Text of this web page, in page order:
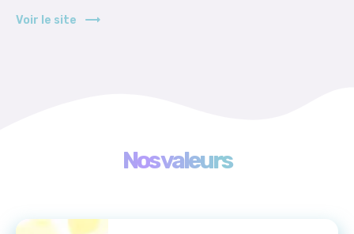
Voir le site
Nos valeurs